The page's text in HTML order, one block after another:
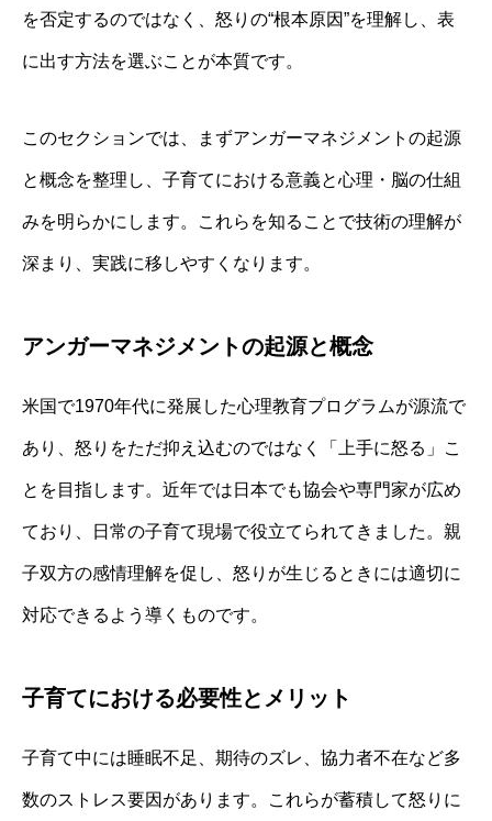
を否定するのではなく、怒りの“根本原因”を理解し、表
に出す方法を選ぶことが本質です。
このセクションでは、まずアンガーマネジメントの起源
と概念を整理し、子育てにおける意義と心理・脳の仕組
みを明らかにします。これらを知ることで技術の理解が
深まり、実践に移しやすくなります。
アンガーマネジメントの起源と概念
米国で1970年代に発展した心理教育プログラムが源流で
あり、怒りをただ抑え込むのではなく「上手に怒る」こ
とを目指します。近年では日本でも協会や専門家が広め
ており、日常の子育て現場で役立てられてきました。親
子双方の感情理解を促し、怒りが生じるときには適切に
対応できるよう導くものです。
子育てにおける必要性とメリット
子育て中には睡眠不足、期待のズレ、協力者不在など多
数のストレス要因があります。これらが蓄積して怒りに